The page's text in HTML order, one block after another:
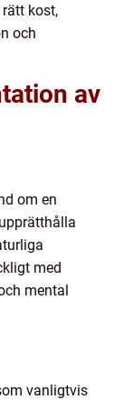
kost,
och
av
om en
med
mental
vanligtvis